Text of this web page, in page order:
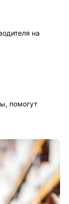
на
помогут